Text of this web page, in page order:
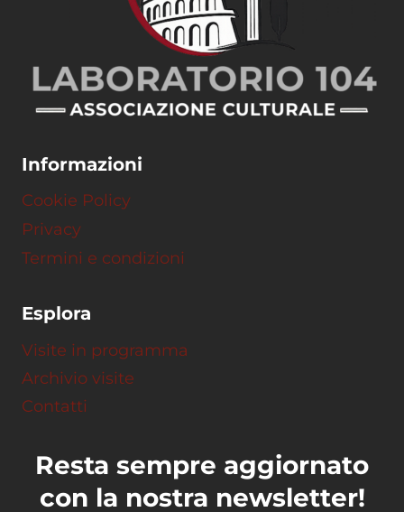
Informazioni
Cookie Policy
Privacy
Termini e condizioni
Esplora
Visite in programma
Archivio visite
Contatti
Resta sempre aggiornato
con la nostra newsletter!